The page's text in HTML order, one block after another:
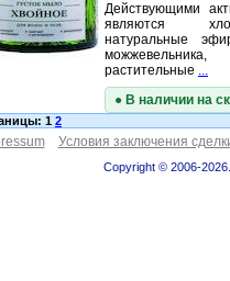
Действующими
являются
натуральные
растительные ...
● В наличии на
1 2
Условия заключения
Copyright © 2006-